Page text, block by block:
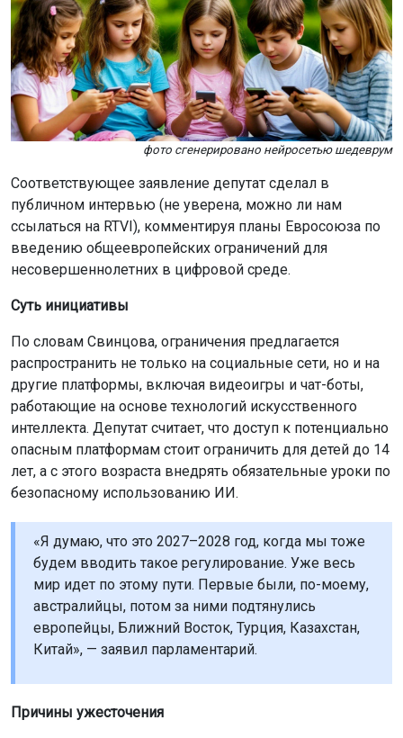
фото сгенерировано нейросетью шедеврум
Соответствующее заявление депутат сделал в
публичном интервью (не уверена, можно ли нам
ссылаться на RTVI), комментируя планы Евросоюза по
введению общеевропейских ограничений для
несовершеннолетних в цифровой среде.
Суть инициативы
По словам Свинцова, ограничения предлагается
распространить не только на социальные сети, но и на
другие платформы, включая видеоигры и чат-боты,
работающие на основе технологий искусственного
интеллекта. Депутат считает, что доступ к потенциально
опасным платформам стоит ограничить для детей до 14
лет, а с этого возраста внедрять обязательные уроки по
безопасному использованию ИИ.
«Я думаю, что это 2027–2028 год, когда мы тоже
будем вводить такое регулирование. Уже весь
мир идет по этому пути. Первые были, по-моему,
австралийцы, потом за ними подтянулись
европейцы, Ближний Восток, Турция, Казахстан,
Китай», — заявил парламентарий.
Причины ужесточения